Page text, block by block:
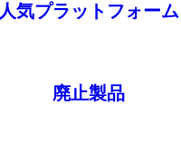
人気プラットフォーム
廃止製品